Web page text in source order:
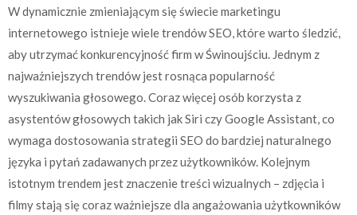
W dynamicznie zmieniającym się świecie marketingu
internetowego istnieje wiele trendów SEO, które warto śledzić,
aby utrzymać konkurencyjność firm w Świnoujściu. Jednym z
najważniejszych trendów jest rosnąca popularność
wyszukiwania głosowego. Coraz więcej osób korzysta z
asystentów głosowych takich jak Siri czy Google Assistant, co
wymaga dostosowania strategii SEO do bardziej naturalnego
języka i pytań zadawanych przez użytkowników. Kolejnym
istotnym trendem jest znaczenie treści wizualnych – zdjęcia i
filmy stają się coraz ważniejsze dla angażowania użytkowników